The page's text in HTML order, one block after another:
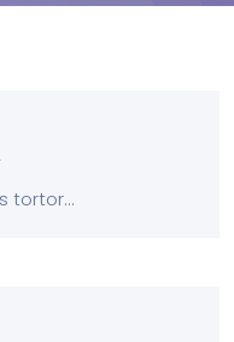
tortor...